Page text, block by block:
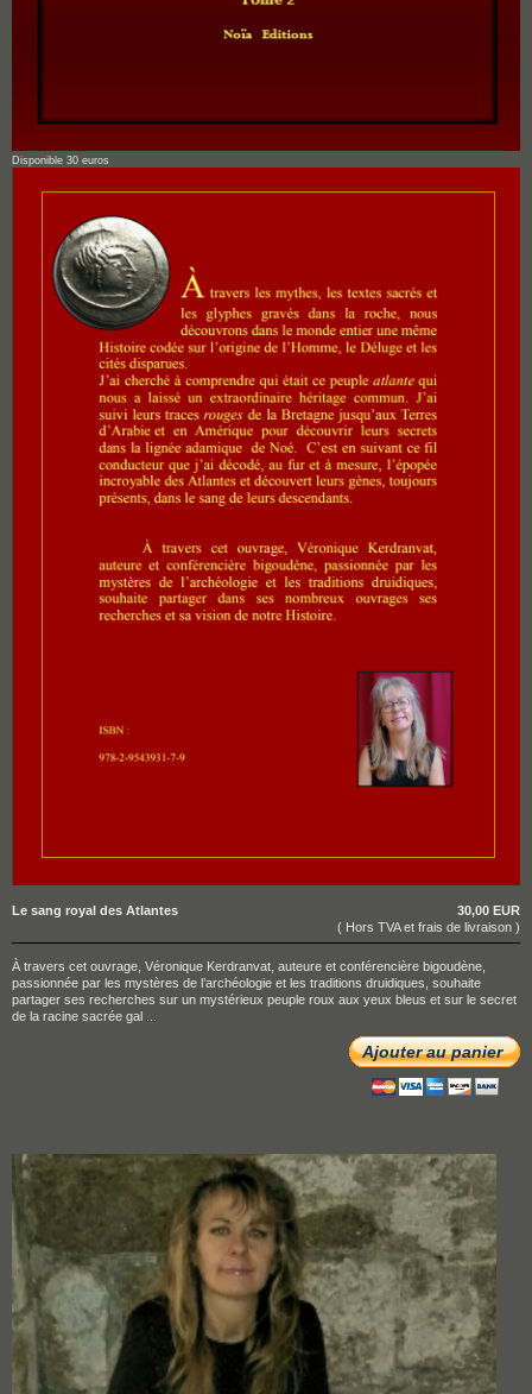
Disponible 30 euros
Le sang royal des Atlantes
30,00 EUR
( Hors TVA et frais de livraison )
À travers cet ouvrage, Véronique Kerdranvat, auteure et conférencière bigoudène,
passionnée par les mystères de l’archéologie et les traditions druidiques, souhaite
partager ses recherches sur un mystérieux peuple roux aux yeux bleus et sur le secret
de la racine sacrée gal ...
Ajouter au panier